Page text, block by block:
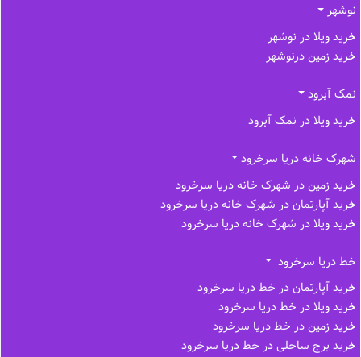
نوشهر
خرید ویلا در نوشهر
خرید زمین درنوشهر
نمک آبرود
خرید ویلا در نمک آبرود
شهرک خانه دریا سرخرود
خرید زمین در شهرک خانه دریا سرخرود
خرید آپارتمان در شهرک خانه دریا سرخرود
خرید ویلا در شهرک خانه دریا سرخرود
خط دریا سرخرود
خرید آپارتمان در خط دریا سرخرود
خرید ویلا در خط دریا سرخرود
خرید زمین در خط دریا سرخرود
خرید برج ساحلی در خط‌ دریا سرخرود